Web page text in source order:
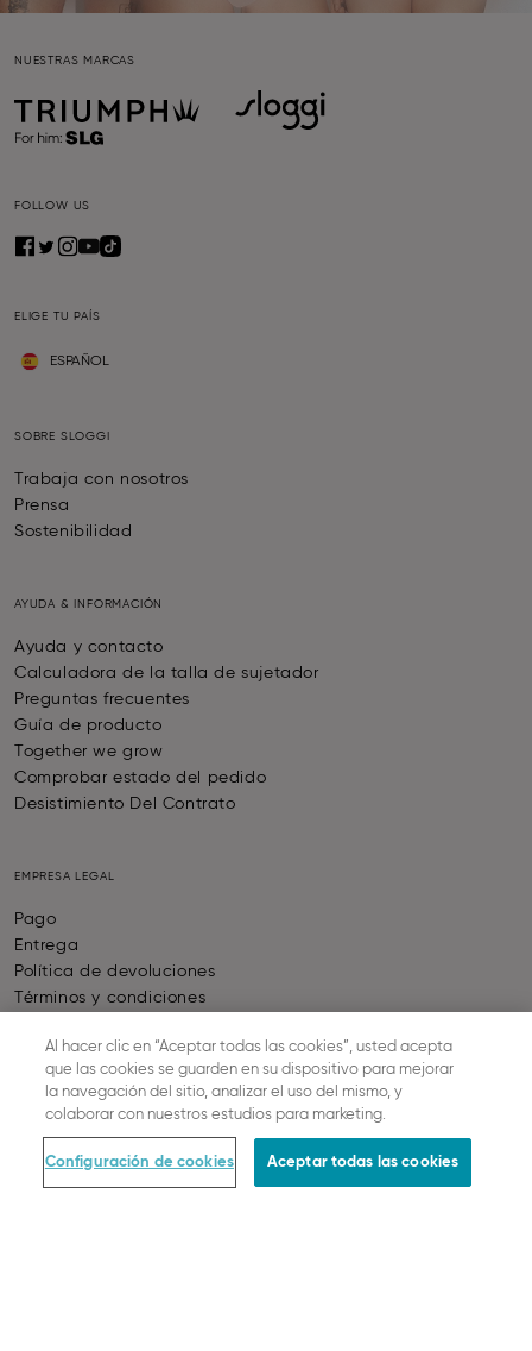
NUESTRAS MARCAS
FOLLOW US
ELIGE TU PAÍS
ESPAÑOL
SOBRE SLOGGI
Trabaja con nosotros
Prensa
Sostenibilidad
AYUDA & INFORMACIÓN
Ayuda y contacto
Calculadora de la talla de sujetador
Preguntas frecuentes
Guía de producto
Together we grow
Comprobar estado del pedido
Desistimiento Del Contrato
EMPRESA LEGAL
Pago
Entrega
Política de devoluciones
Términos y condiciones
Menciones legales
Configuración de cookies
Al hacer clic en “Aceptar todas las cookies”, usted acepta
que las cookies se guarden en su dispositivo para mejorar
la navegación del sitio, analizar el uso del mismo, y
colaborar con nuestros estudios para marketing.
Configuración de cookies Aceptar todas las cookies